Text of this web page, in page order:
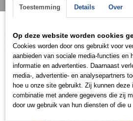
Home > > Trouwringen / Wedding
3411
Toestemming Details Over
Op deze website worden cookies
Cookies worden door ons gebruikt voor
aanbieden van sociale media-functies en
informatie en advertenties. Daarnaast
media-, advertentie- en analysepartners
hoe u onze site gebruikt. Zij kunnen deze
combinatie met andere gegevens die zij
door uw gebruik van hun diensten of die